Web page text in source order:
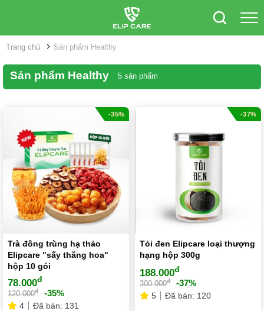
Trang chủ Sản phẩm Healthy
Sản phẩm Healthy 5 sản phẩm
-35%
Trà đông trùng hạ thảo
Elipcare "sấy thăng hoa"
hộp 10 gói
78.000đ
120.000đ -35%
4 Đã bán: 131
-37%
Tỏi đen Elipcare loại thượng
hạng hộp 300g
188.000đ
300.000đ -37%
5 Đã bán: 120